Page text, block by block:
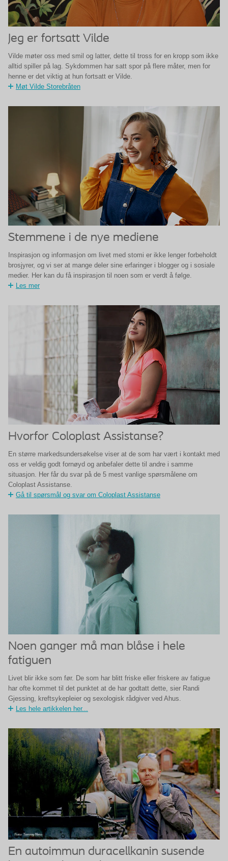
Jeg er fortsatt Vilde
Vilde møter oss med smil og latter, dette til tross for en kropp som ikke
alltid spiller på lag. Sykdommen har satt spor på flere måter, men for
henne er det viktig at hun fortsatt er Vilde.
Møt Vilde Storebråten
Stemmene i de nye mediene
Inspirasjon og informasjon om livet med stomi er ikke lenger forbeholdt
brosjyrer, og vi ser at mange deler sine erfaringer i blogger og i sosiale
medier. Her kan du få inspirasjon til noen som er verdt å følge.
Les mer
Hvorfor Coloplast Assistanse?
En større markedsundersøkelse viser at de som har vært i kontakt med
oss er veldig godt fornøyd og anbefaler dette til andre i samme
situasjon. Her får du svar på de 5 mest vanlige spørsmålene om
Coloplast Assistanse.
Gå til spørsmål og svar om Coloplast Assistanse
Noen ganger må man blåse i hele
fatiguen
Livet blir ikke som før. De som har blitt friske eller friskere av fatigue
har ofte kommet til det punktet at de har godtatt dette, sier Randi
Gjessing, kreftsykepleier og sexologisk rådgiver ved Ahus.
Les hele artikkelen her...
En autoimmun duracellkanin susende